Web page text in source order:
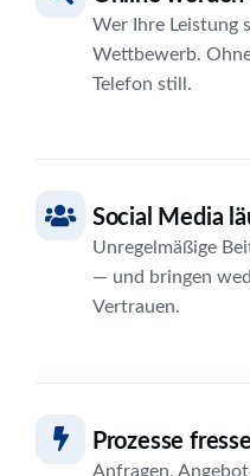
Wer Ihre Leistung
Wettbewerb.
Telefon still.
Social Media
Unregelmäßige
— und bringen
Vertrauen.
Prozesse
Anfragen,